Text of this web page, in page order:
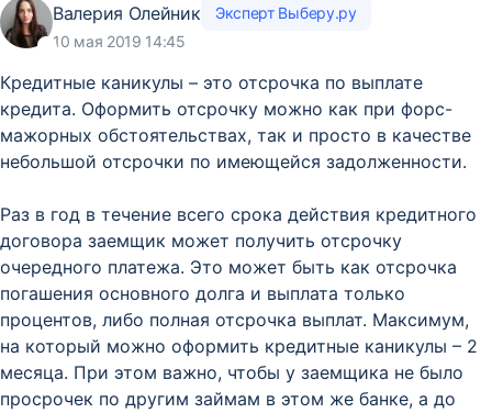
Валерия Олейник
Эксперт Выберу.ру
10 мая 2019 14:45
Кредитные каникулы – это отсрочка по выплате
кредита. Оформить отсрочку можно как при форс-
мажорных обстоятельствах, так и просто в качестве
небольшой отсрочки по имеющейся задолженности.
Раз в год в течение всего срока действия кредитного
договора заемщик может получить отсрочку
очередного платежа. Это может быть как отсрочка
погашения основного долга и выплата только
процентов, либо полная отсрочка выплат. Максимум,
на который можно оформить кредитные каникулы – 2
месяца. При этом важно, чтобы у заемщика не было
просрочек по другим займам в этом же банке, а до